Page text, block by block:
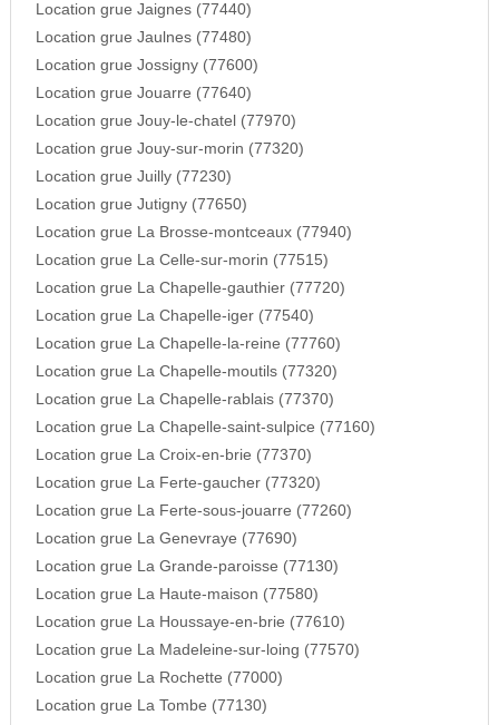
Location grue Jaignes (77440)
Location grue Jaulnes (77480)
Location grue Jossigny (77600)
Location grue Jouarre (77640)
Location grue Jouy-le-chatel (77970)
Location grue Jouy-sur-morin (77320)
Location grue Juilly (77230)
Location grue Jutigny (77650)
Location grue La Brosse-montceaux (77940)
Location grue La Celle-sur-morin (77515)
Location grue La Chapelle-gauthier (77720)
Location grue La Chapelle-iger (77540)
Location grue La Chapelle-la-reine (77760)
Location grue La Chapelle-moutils (77320)
Location grue La Chapelle-rablais (77370)
Location grue La Chapelle-saint-sulpice (77160)
Location grue La Croix-en-brie (77370)
Location grue La Ferte-gaucher (77320)
Location grue La Ferte-sous-jouarre (77260)
Location grue La Genevraye (77690)
Location grue La Grande-paroisse (77130)
Location grue La Haute-maison (77580)
Location grue La Houssaye-en-brie (77610)
Location grue La Madeleine-sur-loing (77570)
Location grue La Rochette (77000)
Location grue La Tombe (77130)